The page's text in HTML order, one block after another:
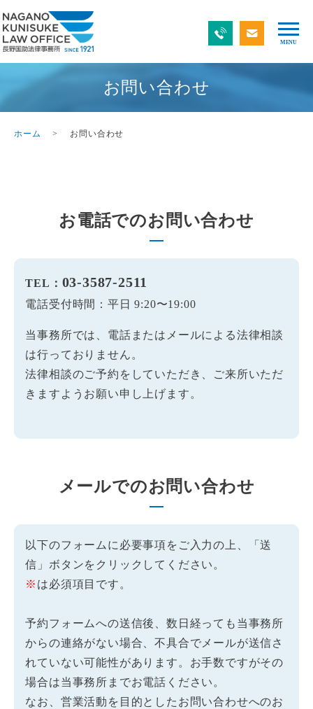
お問い合わせ
ホーム お問い合わせ
お電話でのお問い合わせ
TEL： 03-3587-2511
電話受付時間：平日 9:20〜19:00
当事務所では、電話またはメールによる法律相談
は行っておりません。
法律相談のご予約をしていただき、ご来所いただ
きますようお願い申し上げます。
メールでのお問い合わせ
以下のフォームに必要事項をご入力の上、「送
信」ボタンをクリックしてください。
※ は必須項目です。
予約フォームへの送信後、数日経っても当事務所
からの連絡がない場合、不具合でメールが送信さ
れていない可能性があります。お手数ですがその
場合は当事務所までお電話ください。
なお、営業活動を目的としたお問い合わせへのお